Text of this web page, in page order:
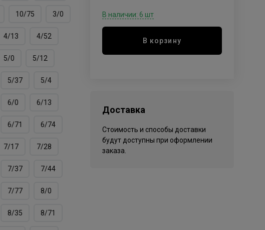
10/75 3/0
4/13 4/52
5/0 5/12
5/37 5/4
6/0 6/13
6/71 6/74
7/17 7/28
7/37 7/44
7/77 8/0
8/35 8/71
В наличии: 6 шт
В корзину
Доставка
Стоимость и способы доставки
будут доступны при оформлении
заказа.